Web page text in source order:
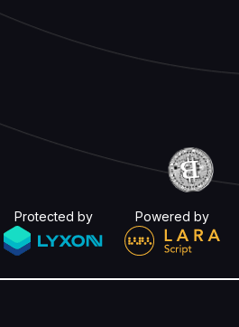
Protected by Powered by